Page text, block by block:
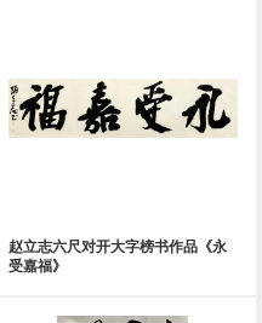
赵立志六尺对开大字榜书作品《永
受嘉福》